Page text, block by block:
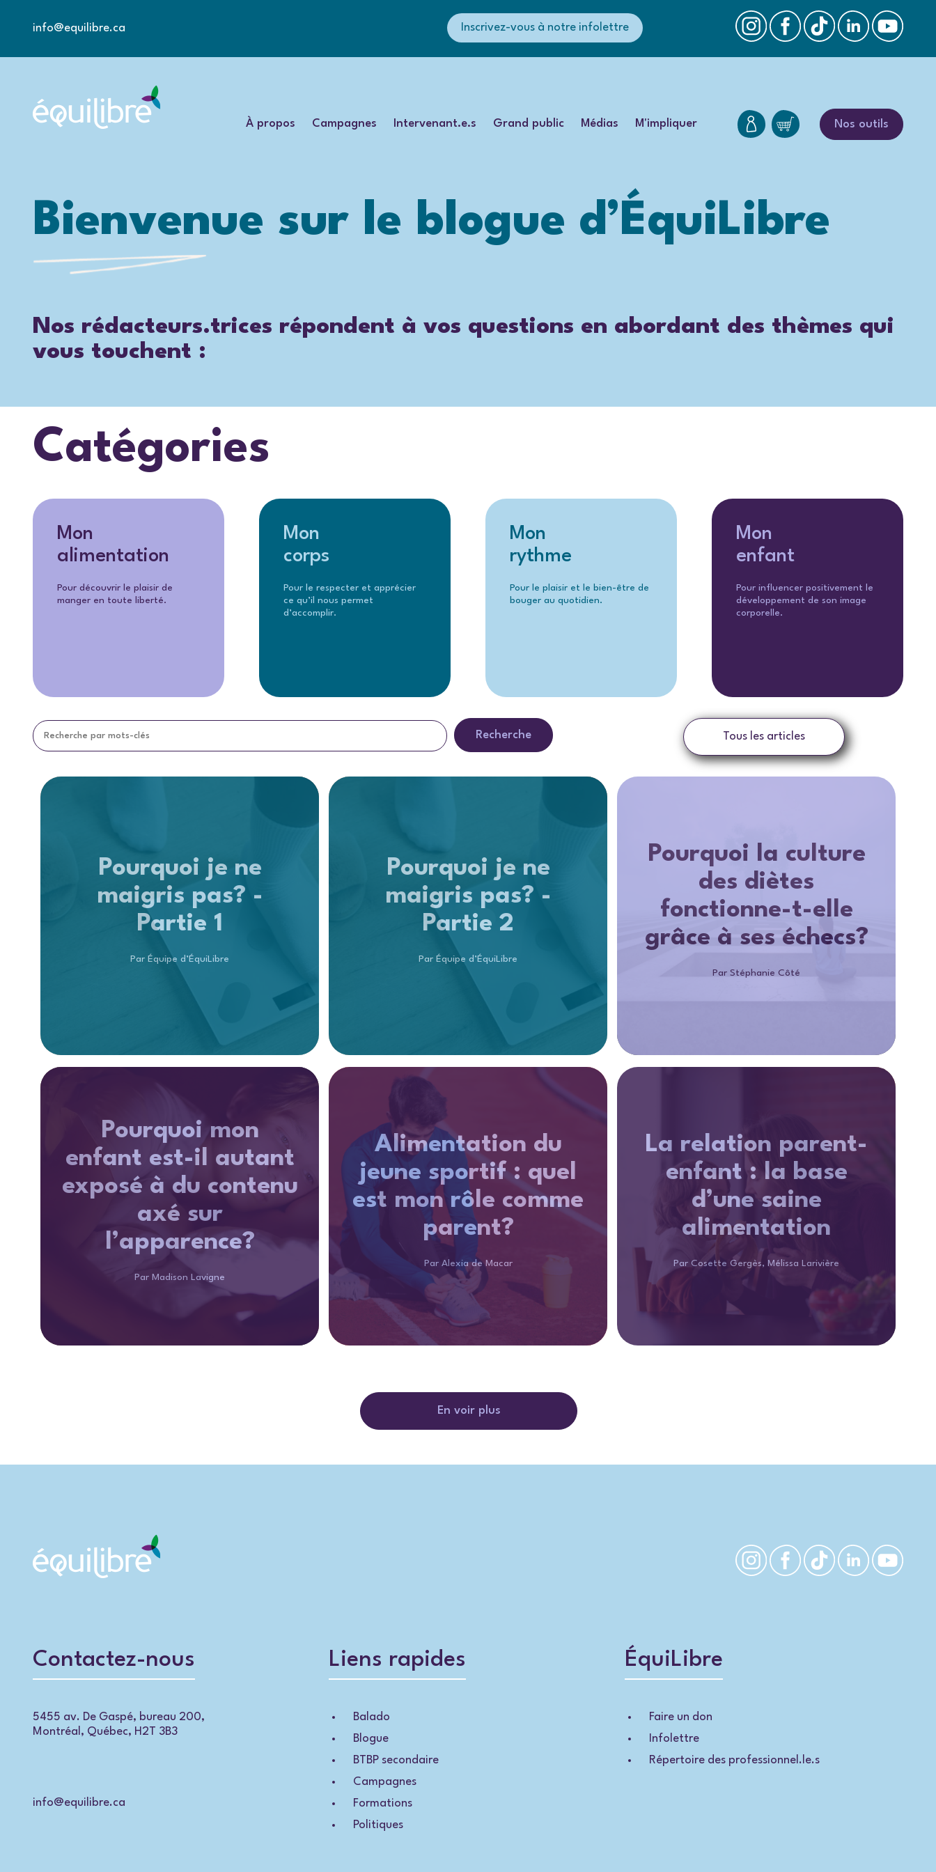
info@equilibre.ca Inscrivez-vous à notre infolettre
À propos Campagnes Intervenant.e.s Grand public Médias M'impliquer Nos outils
Bienvenue sur le blogue d’ÉquiLibre
Nos rédacteurs.trices répondent à vos questions en abordant des thèmes qui
vous touchent :
Catégories
Mon
alimentation
Pour découvrir le plaisir de
manger en toute liberté.
Mon
corps
Pour le respecter et apprécier
ce qu’il nous permet
d’accomplir.
Mon
rythme
Pour le plaisir et le bien-être de
bouger au quotidien.
Mon
enfant
Pour influencer positivement le
développement de son image
corporelle.
Recherche Tous les articles
Pourquoi je ne
maigris pas? -
Partie 1
Par Équipe d’ÉquiLibre
Pourquoi je ne
maigris pas? -
Partie 2
Par Équipe d’ÉquiLibre
Pourquoi la culture
des diètes
fonctionne-t-elle
grâce à ses échecs?
Par Stéphanie Côté
Pourquoi mon
enfant est-il autant
exposé à du contenu
axé sur
l’apparence?
Par Madison Lavigne
Alimentation du
jeune sportif : quel
est mon rôle comme
parent?
Par Alexia de Macar
La relation parent-
enfant : la base
d’une saine
alimentation
Par Cosette Gergès, Mélissa Larivière
En voir plus
Contactez-nous
5455 av. De Gaspé, bureau 200,
Montréal, Québec, H2T 3B3
info@equilibre.ca
Liens rapides
Balado
Blogue
BTBP secondaire
Campagnes
Formations
Politiques
ÉquiLibre
Faire un don
Infolettre
Répertoire des professionnel.le.s